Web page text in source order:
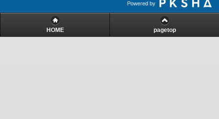
Powered by
HOME pagetop